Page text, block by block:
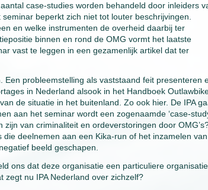
case-studies worden behandeld door inleiders
beperkt zich niet tot louter beschrijvingen.
en welke instrumenten de overheid daarbij ter
binnen en rond de OMG vormt het laatste
vast te leggen in een gezamenlijk artikel dat ter
probleemstelling als vaststaand feit presenteren
in Nederland alsook in het Handboek
de situatie in het buitenland. Zo ook hier. De IPA
aan het seminar wordt een zogenaamde ‘case-
van criminaliteit en ordeverstoringen door
deelnemen aan een Kika-run of het inzamelen van
beeld geschapen.
ons dat deze organisatie een particuliere
zegt nu IPA Nederland over zichzelf?